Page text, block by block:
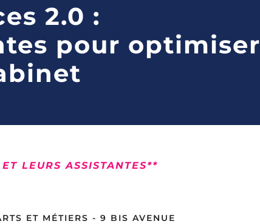
2.0 :
pour optimiser
LEURS ASSISTANTES**
ET MÉTIERS - 9 BIS AVENUE